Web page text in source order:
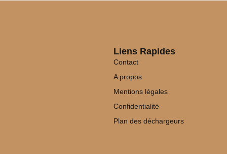
Liens Rapides
Contact
A propos
Mentions légales
Confidentialité
Plan des déchargeurs